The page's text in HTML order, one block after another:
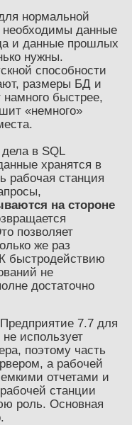
нормальной
необходимы данные
и данные прошлых
нужны.
способности
размеры БД и
быстрее,
«немного»
в SQL
хранятся в
рабочая станция
на стороне
позволяет
же раз
быстродействию
не
достаточно
7.7 для
использует
поэтому часть
а рабочей
отчетами и
станции
роль. Основная